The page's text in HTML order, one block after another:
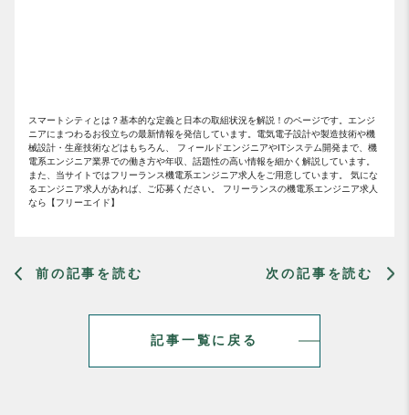
スマートシティとは？基本的な定義と日本の取組状況を解説！のページです。エンジ
ニアにまつわるお役立ちの最新情報を発信しています。電気電子設計や製造技術や機
械設計・生産技術などはもちろん、 フィールドエンジニアやITシステム開発まで、機
電系エンジニア業界での働き方や年収、話題性の高い情報を細かく解説しています。
また、当サイトではフリーランス機電系エンジニア求人をご用意しています。 気にな
るエンジニア求人があれば、ご応募ください。 フリーランスの機電系エンジニア求人
なら【フリーエイド】
前の記事を読む
記事一覧に戻る
次の記事を読む